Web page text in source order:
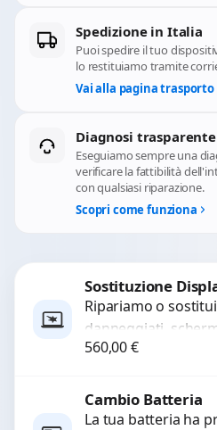
Spedizione in Italia
Puoi spedire il tuo
lo restituiamo tramite
Vai alla pagina trasporto
Diagnosi trasparente
Eseguiamo sempre una
verificare la fattibilità
con qualsiasi riparazione.
Scopri come funziona
Sostituzione
Ripariamo o
danneggiati,
righe sullo
560,00€
Cambio Batteria
La tua batteria ha